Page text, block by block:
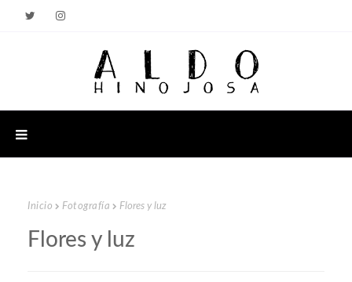
Inicio Fotografía Flores y luz
Flores y luz